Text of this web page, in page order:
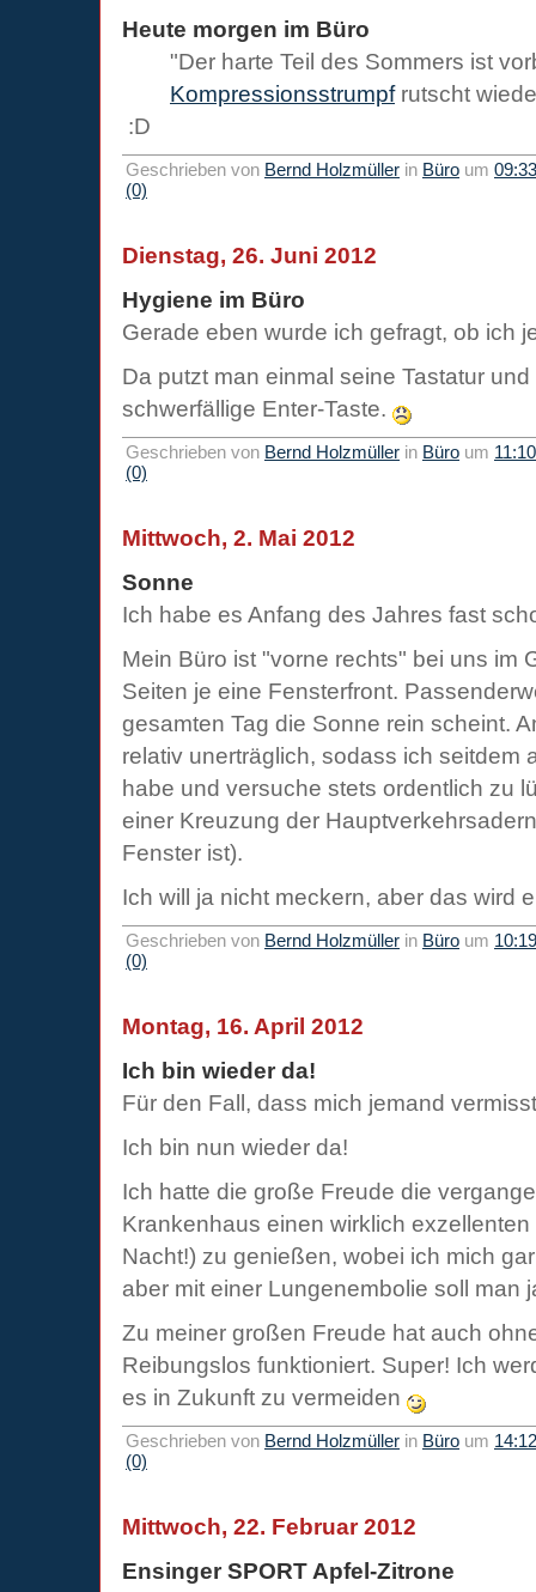
Heute morgen im Büro
"Der harte Teil des Sommers ist
Kompressionsstrumpfrutscht
:D
Geschrieben von Bernd Holzmüller in Büro um 09:33
(0)
Dienstag, 26. Juni 2012
Hygiene im Büro
Gerade eben wurde ich gefragt, ob ich
Da putzt man einmal seine Tastatur
schwerfällige Enter-Taste.
Geschrieben von Bernd Holzmüller in Büro um 11:10
(0)
Mittwoch, 2. Mai 2012
Sonne
Ich habe es Anfang des Jahres fast
Mein Büro ist "vorne rechts" bei uns im
Seiten je eine Fensterfront.
gesamten Tag die Sonne rein scheint.
relativ unerträglich, sodass ich seitdem
habe und versuche stets ordentlich zu
einer Kreuzung der
Fenster ist).
Ich will ja nicht meckern, aber das wird
Geschrieben von Bernd Holzmüller in Büro um 10:19
(0)
Montag, 16. April 2012
Ich bin wieder da!
Für den Fall, dass mich jemand
Ich bin nun wieder da!
Ich hatte die große Freude die
Krankenhaus einen wirklich
Nacht!) zu genießen, wobei ich mich
aber mit einer Lungenembolie soll man
Zu meiner großen Freude hat auch
Reibungslos funktioniert. Super! Ich
es in Zukunft zu vermeiden
Geschrieben von Bernd Holzmüller in Büro um 14:12
(0)
Mittwoch, 22. Februar 2012
Ensinger SPORT Apfel-Zitrone